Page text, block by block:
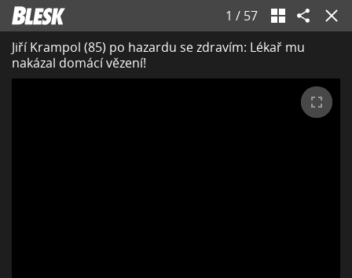
1 / 57
Jiří Krampol (85) po hazardu se zdravím: Lékař mu
nakázal domácí vězení!